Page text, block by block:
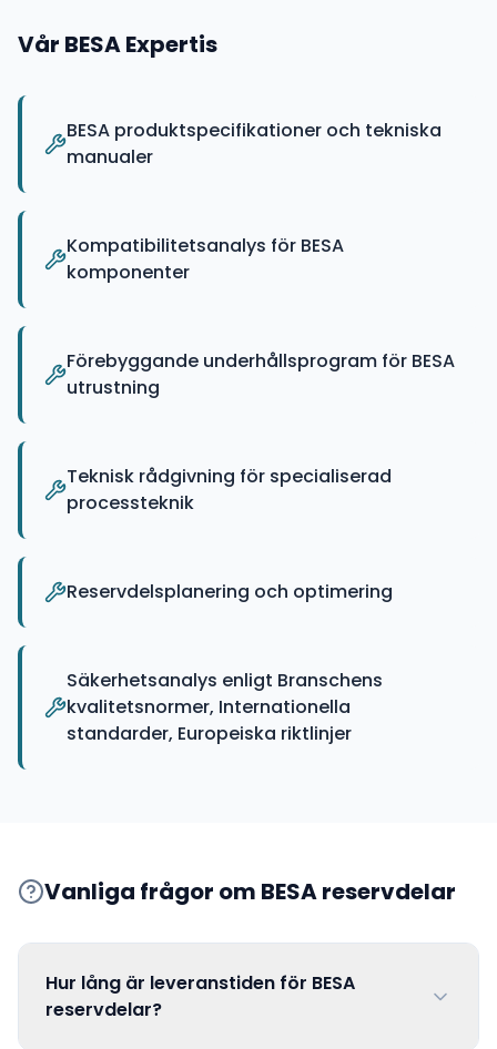
Vår BESAExpertis
BESA produktspecifikationer och tekniska
manualer
Kompatibilitetsanalys för BESA
komponenter
Förebyggande underhållsprogram för BESA
utrustning
Teknisk rådgivning för specialiserad
processteknik
Reservdelsplanering och optimering
Säkerhetsanalys enligt Branschens
kvalitetsnormer, Internationella
standarder, Europeiska riktlinjer
Vanliga frågor om BESAreservdelar
Hur lång är leveranstiden för BESA
reservdelar?